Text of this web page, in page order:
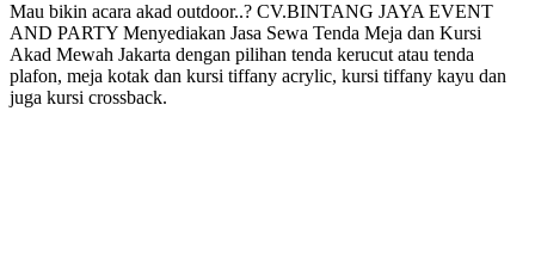
Mau bikin acara akad outdoor..? CV.BINTANG JAYA EVENT
AND PARTY Menyediakan Jasa Sewa Tenda Meja dan Kursi
Akad Mewah Jakarta dengan pilihan tenda kerucut atau tenda
plafon, meja kotak dan kursi tiffany acrylic, kursi tiffany kayu dan
juga kursi crossback.